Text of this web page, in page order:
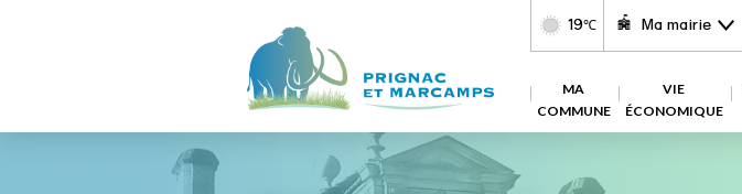
19℃ Ma mairie
MA
COMMUNE
VIE
ÉCONOMIQUE